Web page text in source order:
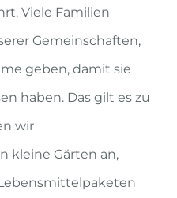
Viele Familien
Gemeinschaften,
geben, damit sie
haben. Das gilt es zu
wir
kleine Gärten an,